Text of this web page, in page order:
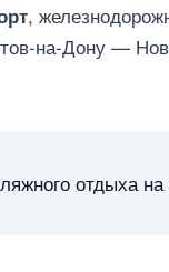
,
на-Дону —
отдыха